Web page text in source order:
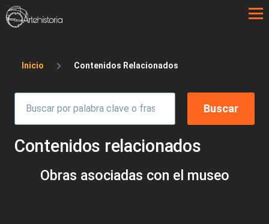
Pasar al contenido principal
Sobrescribir enlaces de ayuda a la
Inicio Contenidos Relacionados
Contenidos relacionados
Obras asociadas con el museo